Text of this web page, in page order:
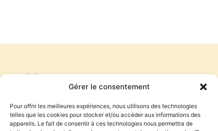
Gérer le consentement
Pour offrir les meilleures expériences, nous utilisons des technologies
telles que les cookies pour stocker et/ou accéder aux informations des
appareils. Le fait de consentir à ces technologies nous permettra de
PRÉCÉDENT
DES PIERRES ET DES HOMMES
SUIVANT
EUX ET NOUS